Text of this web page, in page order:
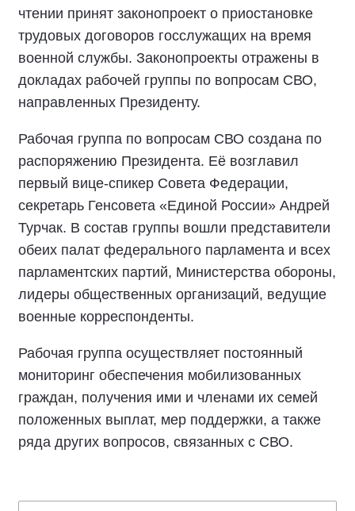
чтении принят законопроект о приостановке
трудовых договоров госслужащих на время
военной службы. Законопроекты отражены в
докладах рабочей группы по вопросам СВО,
направленных Президенту.
Рабочая группа по вопросам СВО создана по
распоряжению Президента. Её возглавил
первый вице-спикер Совета Федерации,
секретарь Генсовета «Единой России» Андрей
Турчак. В состав группы вошли представители
обеих палат федерального парламента и всех
парламентских партий, Министерства обороны,
лидеры общественных организаций, ведущие
военные корреспонденты.
Рабочая группа осуществляет постоянный
мониторинг обеспечения мобилизованных
граждан, получения ими и членами их семей
положенных выплат, мер поддержки, а также
ряда других вопросов, связанных с СВО.